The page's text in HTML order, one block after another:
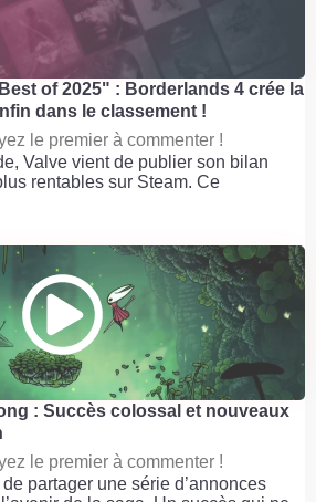
of 2025" : Borderlands 4 crée la
dans le classement !
le premier à commenter !
Valve vient de publier son bilan
rentables sur Steam. Ce
: Succès colossal et nouveaux
le premier à commenter !
partager une série d’annonces